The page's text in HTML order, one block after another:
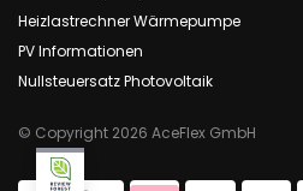
Heizlastrechner Wärmepumpe
PV Informationen
Nullsteuersatz Photovoltaik
© Copyright 2026 AceFlex GmbH